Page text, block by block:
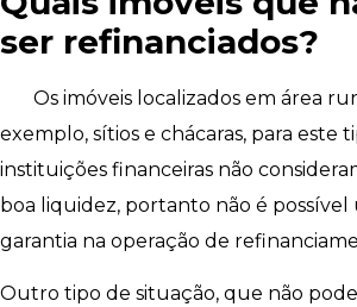
ser refinanciados?
Os imóveis localizados em área
exemplo, sítios e chácaras, para este
instituições financeiras não
boa liquidez, portanto não é possível
garantia na operação de
Outro tipo de situação, que não